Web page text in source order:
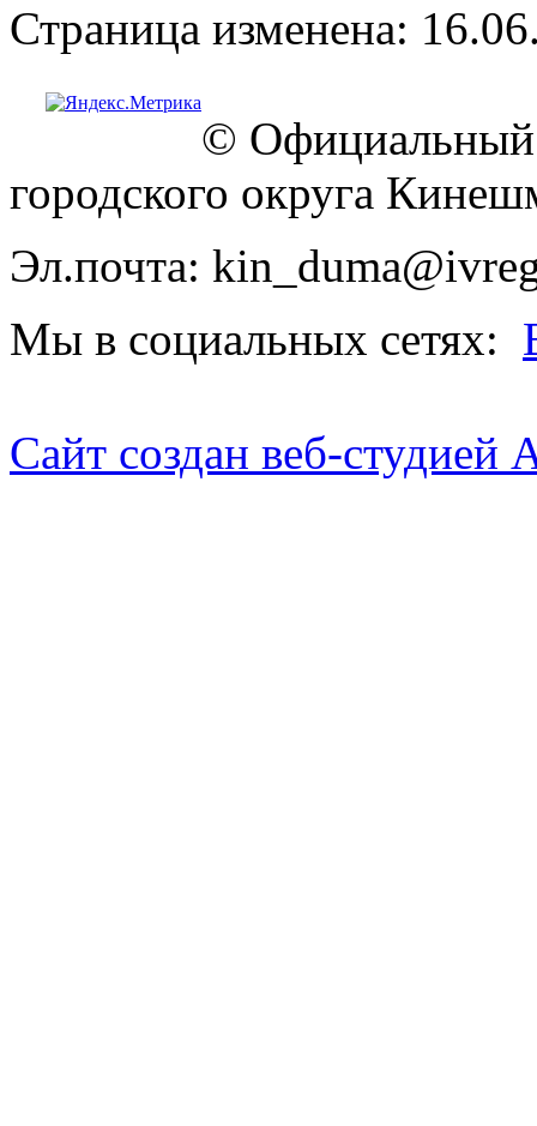
Страница изменена:
© Официальный
городского округа
Эл.почта:
Мы в социальных сетях:
Сайт создан веб-студией